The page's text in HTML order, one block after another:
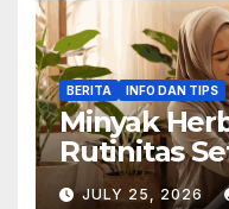
BERITA INFO DAN TIPS
Minyak
Rutinitas
Padat
JULY 25, 2026